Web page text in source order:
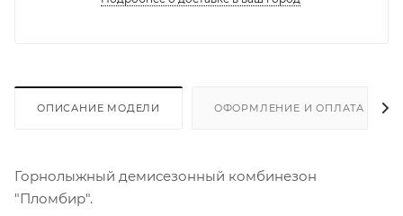
ОПИСАНИЕ МОДЕЛИ ОФОРМЛЕНИЕ И ОПЛАТА
Горнолыжный демисезонный комбинезон
"Пломбир".